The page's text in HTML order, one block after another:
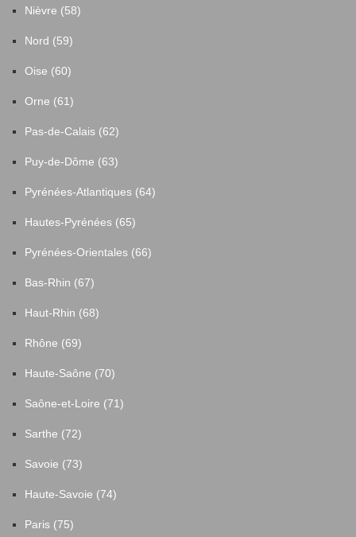
Nièvre (58)
Nord (59)
Oise (60)
Orne (61)
Pas-de-Calais (62)
Puy-de-Dôme (63)
Pyrénées-Atlantiques (64)
Hautes-Pyrénées (65)
Pyrénées-Orientales (66)
Bas-Rhin (67)
Haut-Rhin (68)
Rhône (69)
Haute-Saône (70)
Saône-et-Loire (71)
Sarthe (72)
Savoie (73)
Haute-Savoie (74)
Paris (75)